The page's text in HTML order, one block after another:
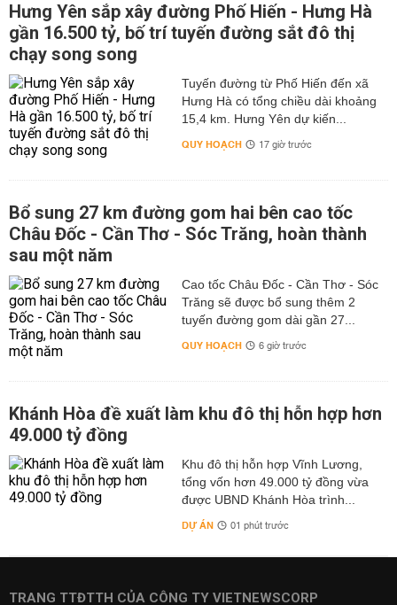
Hưng Yên sắp xây đường Phố Hiến - Hưng Hà
gần 16.500 tỷ, bố trí tuyến đường sắt đô thị
chạy song song
Tuyến đường từ Phố Hiến đến xã
Hưng Hà có tổng chiều dài khoảng
15,4 km. Hưng Yên dự kiến...
QUY HOẠCH 17 giờ trước
Bổ sung 27 km đường gom hai bên cao tốc
Châu Đốc - Cần Thơ - Sóc Trăng, hoàn thành
sau một năm
Cao tốc Châu Đốc - Cần Thơ - Sóc
Trăng sẽ được bổ sung thêm 2
tuyến đường gom dài gần 27...
QUY HOẠCH 6 giờ trước
Khánh Hòa đề xuất làm khu đô thị hỗn hợp hơn
49.000 tỷ đồng
Khu đô thị hỗn hợp Vĩnh Lương,
tổng vốn hơn 49.000 tỷ đồng vừa
được UBND Khánh Hòa trình...
DỰ ÁN 01 phút trước
TRANG TTĐTTH CỦA CÔNG TY VIETNEWSCORP